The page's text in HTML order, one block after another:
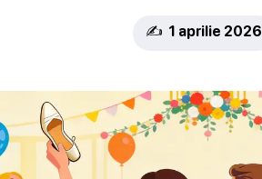
✍️ 1 aprilie 2026